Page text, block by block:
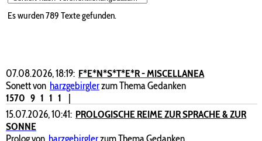
Es wurden 789 Texte gefunden.
07.08.2026, 18:19: F*E*N*S*T*E*R - MISCELLANEA
Sonett von harzgebirglerzum Thema Gedanken
1570 9 1 1 1
|
15.07.2026, 10:41: PROLOGISCHE REIME ZUR SPRACHE & ZUR
SONNE
Prolog von harzgebirglerzum Thema Gedanken